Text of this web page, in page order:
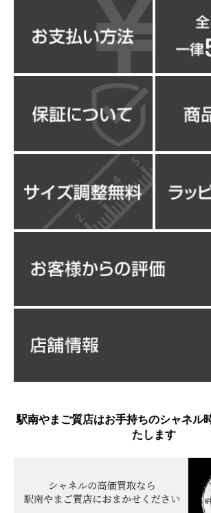
駅南やまご質店はお手持ちのシャネル
たします